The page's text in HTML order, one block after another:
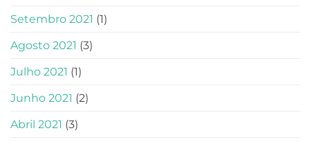
Setembro 2021 (1)
Agosto 2021 (3)
Julho 2021 (1)
Junho 2021 (2)
Abril 2021 (3)